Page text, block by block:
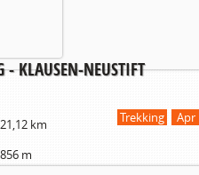
- KLAUSEN-NEUSTIFT
21,12 km
856 m
Trekking Apr